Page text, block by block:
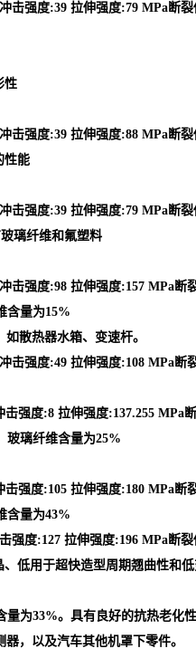
击强度:39 拉伸强度:79 MPa断
性
击强度:39 拉伸强度:88 MPa断
性能
击强度:39 拉伸强度:79 MPa断
璃纤维和氟塑料
击强度:98 拉伸强度:157 MPa断
含量为15%
散热器水箱、变速杆。
击强度:49 拉伸强度:108 MPa断
强度:8 拉伸强度:137.255 MPa
玻璃纤维含量为25%
强度:105 拉伸强度:180 MPa断
含量为43%
强度:127 拉伸强度:196 MPa断
低用于超快造型周期翘曲性和
为33%。具有良好的抗热老化性
，以及汽车其他机罩下零件。